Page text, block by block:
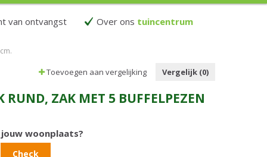
van ontvangst Over ons tuincentrum
Toevoegen aan vergelijking Vergelijk (0)
RUND, ZAK MET 5 BUFFELPEZEN
woonplaats?
Check